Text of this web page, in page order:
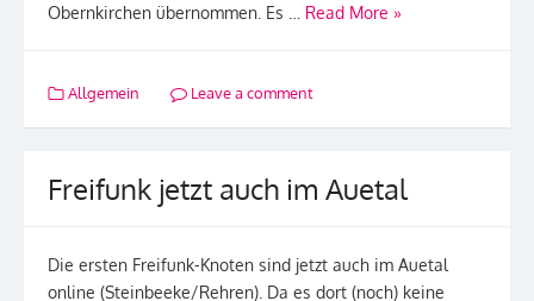
Obernkirchen übernommen. Es … Read More »
Allgemein Leave a comment
Freifunk jetzt auch im Auetal
Die ersten Freifunk-Knoten sind jetzt auch im Auetal
online (Steinbeeke/Rehren). Da es dort (noch) keine